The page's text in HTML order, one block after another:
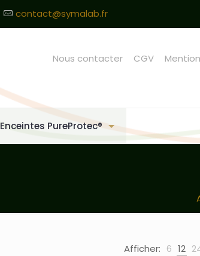
contact@symalab.fr
Enceintes PureProtec®
Nous contacter CGV
Afficher: 6 12